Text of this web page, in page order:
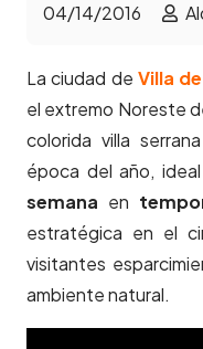
04/14/2016
La ciudad de Villa
el extremo Noreste
colorida villa
época del año,
semana en
estratégica en el
visitantes
ambiente natural.